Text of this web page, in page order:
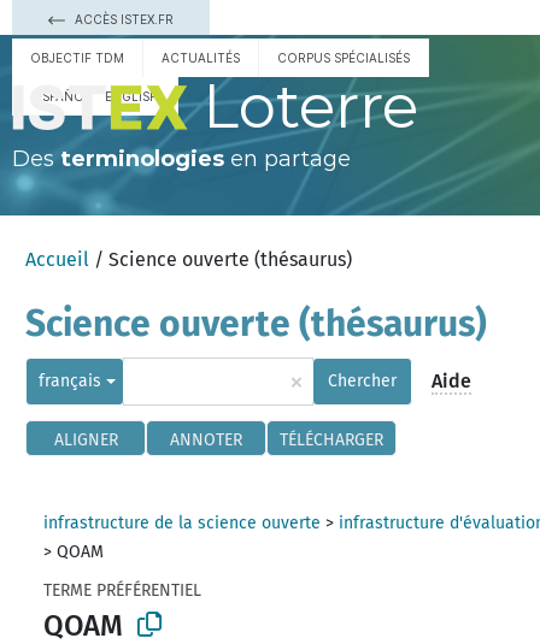
ACCÈS ISTEX.FR
OBJECTIF TDM ACTUALITÉS CORPUS SPÉCIALISÉS
ESPAÑOL ENGLISH Loterre
Des terminologies en partage
Accueil / Science ouverte (thésaurus)
Science ouverte (thésaurus)
français × Chercher Aide
ALIGNER ANNOTER TÉLÉCHARGER
infrastructure de la science ouverte > infrastructure
>QOAM
TERME PRÉFÉRENTIEL
QOAM